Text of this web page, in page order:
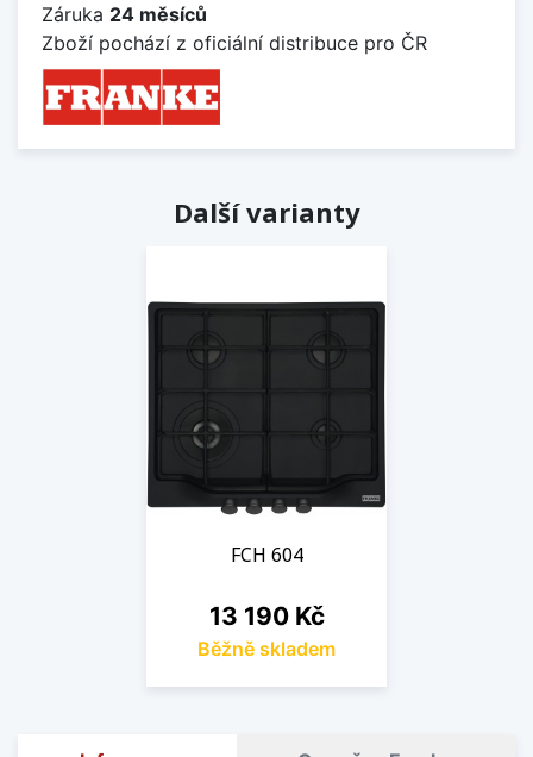
Záruka 24 měsíců
Zboží pochází z oficiální distribuce pro ČR
Další varianty
FCH 604
Cena
13 190 Kč
Běžně skladem